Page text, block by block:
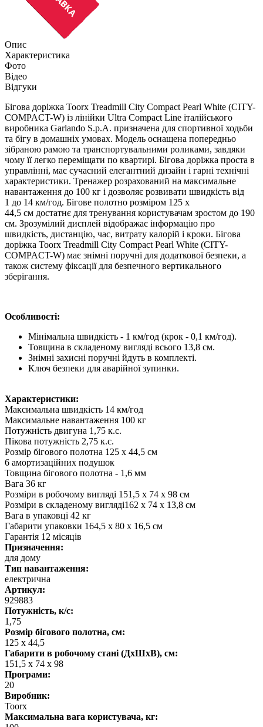
Опис
Характеристика
Фото
Відео
Відгуки
Бігова доріжка Toorx Treadmill City Compact Pearl White (CITY-
COMPACT-W) із лінійки Ultra Compact Line італійського
виробника Garlando S.p.A. призначена для спортивної ходьби
та бігу в домашніх умовах. Модель оснащена попередньо
зібраною рамою та транспортувальними роликами, завдяки
чому її легко переміщати по квартирі. Бігова доріжка проста в
управлінні, має сучасний елегантний дизайн і гарні технічні
характеристики. Тренажер розрахований на максимальне
навантаження до 100 кг і дозволяє розвивати швидкість від
1 до 14 км/год. Бігове полотно розміром 125 х
44,5 см достатнє для тренування користувачам зростом до 190
см. Зрозумілий дисплей відображає інформацію про
швидкість, дистанцію, час, витрату калорій і кроки. Бігова
доріжка Toorx Treadmill City Compact Pearl White (CITY-
COMPACT-W) має знімні поручні для додаткової безпеки, а
також систему фіксації для безпечного вертикального
зберігання.
Особливості:
Мінімальна швидкість - 1 км/год (крок - 0,1 км/год).
Товщина в складеному вигляді всього 13,8 см.
Знімні захисні поручні йдуть в комплекті.
Ключ безпеки для аварійної зупинки.
Характеристики:
Максимальна швидкість 14 км/год
Максимальне навантаження 100 кг
Потужність двигуна 1,75 к.с.
Пікова потужність 2,75 к.с.
Розмір бігового полотна 125 х 44,5 см
6 амортизаційних подушок
Товщина бігового полотна - 1,6 мм
Вага 36 кг
Розміри в робочому вигляді 151,5 x 74 x 98 см
Розміри в складеному вигляді162 x 74 x 13,8 см
Вага в упаковці 42 кг
Габарити упаковки 164,5 x 80 x 16,5 см
Гарантія 12 місяців
Призначення:
для дому
Тип навантаження:
електрична
Артикул:
929883
Потужність, к/с:
1,75
Розмір бігового полотна, см:
125 х 44,5
Габарити в робочому стані (ДхШхВ), см:
151,5 x 74 x 98
Програми:
20
Виробник:
Toorx
Максимальна вага користувача, кг: